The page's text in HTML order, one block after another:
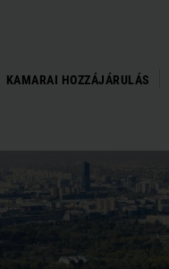
KAMARAI HOZZÁJÁRULÁS